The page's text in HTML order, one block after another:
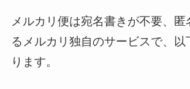
メルカリ便は宛名書きが不要、匿
るメルカリ独自のサービスで、以
ります。